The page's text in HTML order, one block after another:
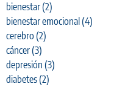
bienestar(2)
bienestar emocional (4)
cerebro (2)
cáncer(3)
depresión (3)
diabetes(2)